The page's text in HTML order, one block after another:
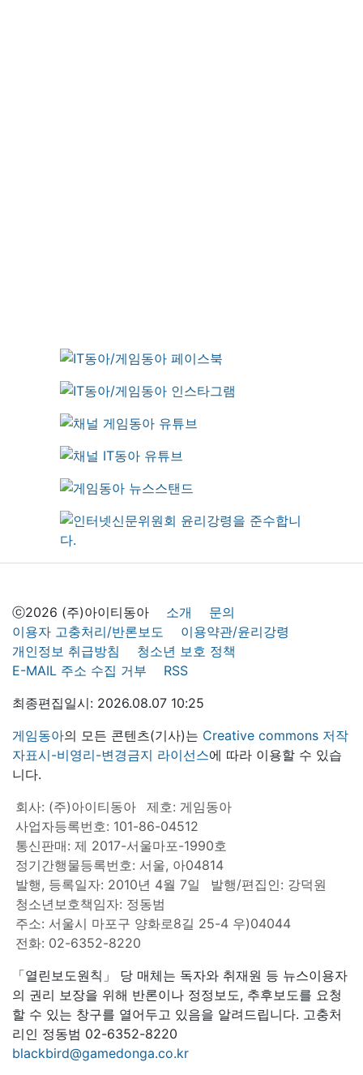
ⓒ2026 (주)아이티동아 소개
문의
이용자 고충처리/반론보도
이용약관/윤리강령
개인정보 취급방침
청소년 보호 정책
E-MAIL 주소 수집 거부
RSS
최종편집일시: 2026.08.07 10:25
게임동아의 모든 콘텐츠(기사)는 Creative commons 저작
자표시-비영리-변경금지 라이선스에 따라 이용할 수 있습
니다.
회사: (주)아이티동아
제호: 게임동아
사업자등록번호: 101-86-04512
통신판매: 제 2017-서울마포-1990호
정기간행물등록번호: 서울, 아04814
발행, 등록일자: 2010년 4월 7일
발행/편집인: 강덕원
청소년보호책임자: 정동범
주소: 서울시 마포구 양화로8길 25-4 우)04044
전화: 02-6352-8220
「열린보도원칙」 당 매체는 독자와 취재원 등 뉴스이용자
의 권리 보장을 위해 반론이나 정정보도, 추후보도를 요청
할 수 있는 창구를 열어두고 있음을 알려드립니다. 고충처
리인 정동범 02-6352-8220
blackbird@gamedonga.co.kr